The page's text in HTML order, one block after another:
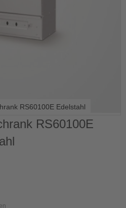
RS60100E
RS60100E Edelstahl